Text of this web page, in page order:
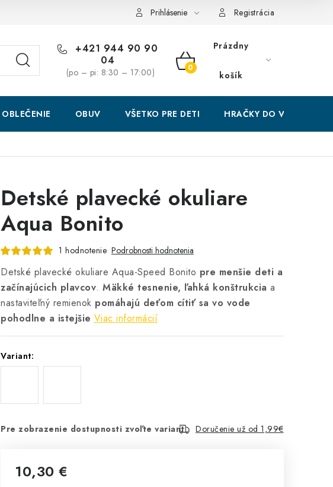
Prihlásenie Registrácia
+421 944 90 90
04
(po – pi: 8:30 – 17:00)
NÁKUPNÝ
Prázdny
košík
OBLEČENIE OBUV VŠETKO PRE DETI HRAČKY DO VODY
Detské plavecké okuliare
Aqua Bonito
1 hodnotenie Podrobnosti hodnotenia
Detské plavecké okuliare Aqua-Speed Bonito pre menšie deti a
začínajúcich plavcov. Mäkké tesnenie, ľahká konštrukcia a
nastaviteľný remienok pomáhajú deťom cítiť sa vo vode
pohodlne a istejšie Viac informácií
Variant:
Pre zobrazenie dostupnosti zvoľte variant Doručenie už od 1,99€
10,30 €